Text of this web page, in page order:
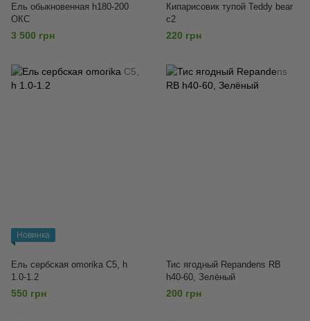
Ель обыкновенная h180-200
ОКС
3 500 грн
Кипарисовик тупой Teddy bear
c2
220 грн
Новинка
Ель сербская omorika С5, h
1.0-1.2
550 грн
Тис ягодный Repandens RB
h40-60, Зелёный
200 грн